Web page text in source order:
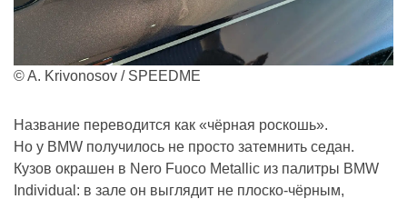
© A. Krivonosov / SPEEDME
Название переводится как «чёрная роскошь».
Но у BMW получилось не просто затемнить седан.
Кузов окрашен в Nero Fuoco Metallic из палитры BMW
Individual: в зале он выглядит не плоско-чёрным,